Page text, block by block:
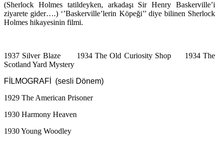
(Sherlock Holmes tatildeyken, arkadaşı Sir Henry Baskerville’i
ziyarete gider….) ‘’Baskerville’lerin Köpeği’’ diye bilinen Sherlock
Holmes hikayesinin filmi.
1937 Silver Blaze 1934 The Old Curiosity Shop 1934 The
Scotland Yard Mystery
FİLMOGRAFİ (sesli Dönem)
1929 The American Prisoner
1930 Harmony Heaven
1930 Young Woodley